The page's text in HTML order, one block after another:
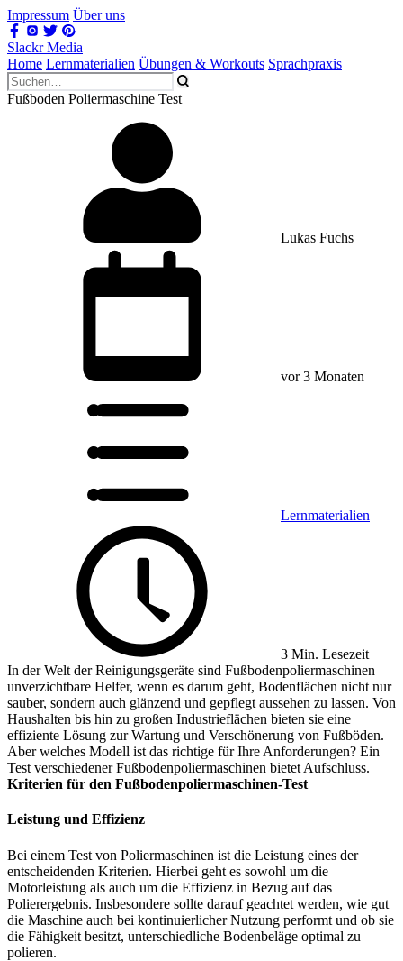
Impressum Über uns
Slackr Media
Home Lernmaterialien Übungen & Workouts Sprachpraxis
Fußboden Poliermaschine Test
Lukas Fuchs
vor 3 Monaten
Lernmaterialien
3 Min. Lesezeit
In der Welt der Reinigungsgeräte sind Fußbodenpoliermaschinen
unverzichtbare Helfer, wenn es darum geht, Bodenflächen nicht nur
sauber, sondern auch glänzend und gepflegt aussehen zu lassen. Von
Haushalten bis hin zu großen Industrieflächen bieten sie eine
effiziente Lösung zur Wartung und Verschönerung von Fußböden.
Aber welches Modell ist das richtige für Ihre Anforderungen? Ein
Test verschiedener Fußbodenpoliermaschinen bietet Aufschluss.
Kriterien für den Fußbodenpoliermaschinen-Test
Leistung und Effizienz
Bei einem Test von Poliermaschinen ist die Leistung eines der
entscheidenden Kriterien. Hierbei geht es sowohl um die
Motorleistung als auch um die Effizienz in Bezug auf das
Polierergebnis. Insbesondere sollte darauf geachtet werden, wie gut
die Maschine auch bei kontinuierlicher Nutzung performt und ob sie
die Fähigkeit besitzt, unterschiedliche Bodenbeläge optimal zu
polieren.